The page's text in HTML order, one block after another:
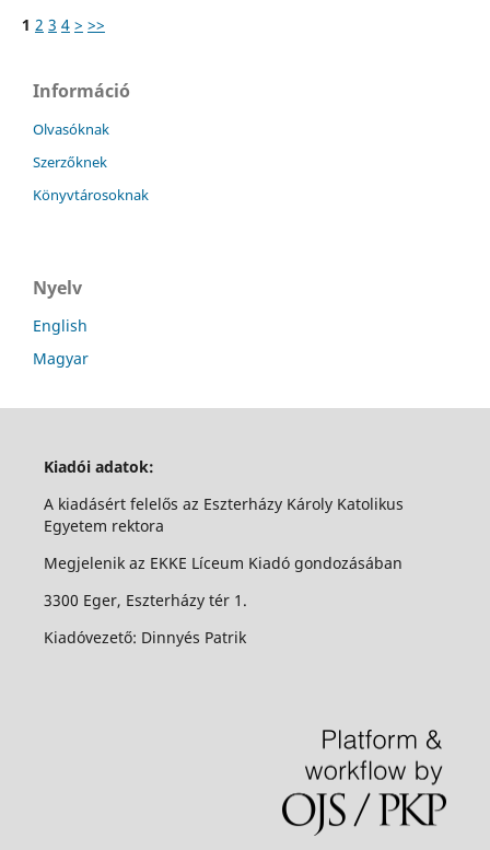
1 2 3 4 > >>
Információ
Olvasóknak
Szerzőknek
Könyvtárosoknak
Nyelv
English
Magyar
Kiadói adatok:
A kiadásért felelős az Eszterházy Károly Katolikus
Egyetem rektora
Megjelenik az EKKE Líceum Kiadó gondozásában
3300 Eger, Eszterházy tér 1.
Kiadóvezető: Dinnyés Patrik